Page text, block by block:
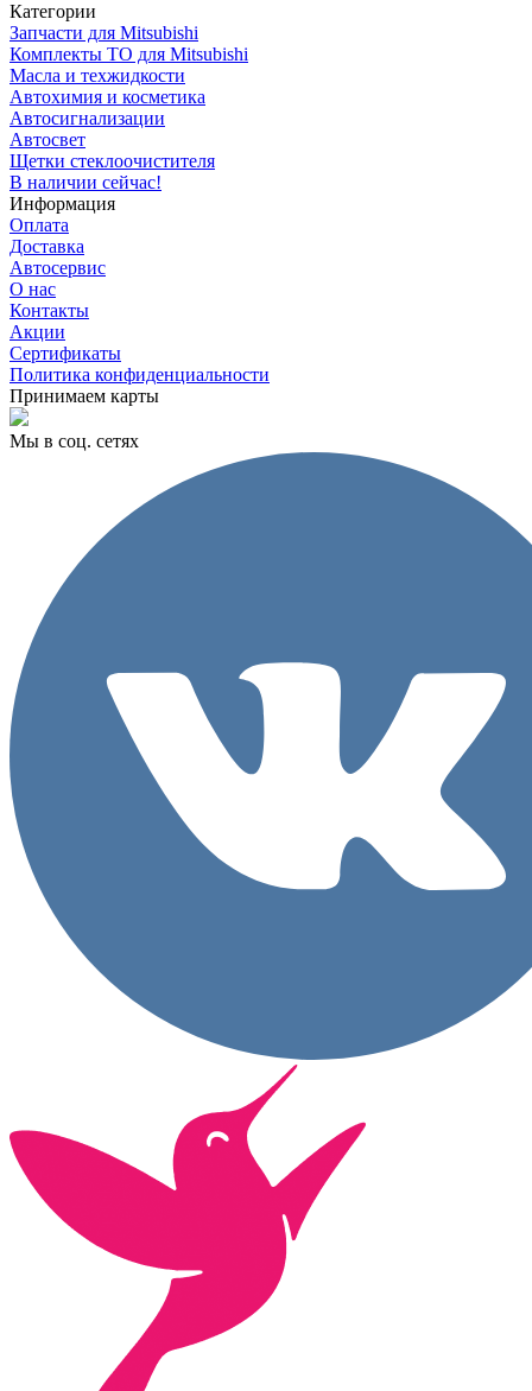
Категории
Запчасти для Mitsubishi
Комплекты ТО для Mitsubishi
Масла и техжидкости
Автохимия и косметика
Автосигнализации
Автосвет
Щетки стеклоочистителя
В наличии сейчас!
Информация
Оплата
Доставка
Автосервис
О нас
Контакты
Акции
Сертификаты
Политика конфиденциальности
Принимаем карты
Мы в соц. сетях